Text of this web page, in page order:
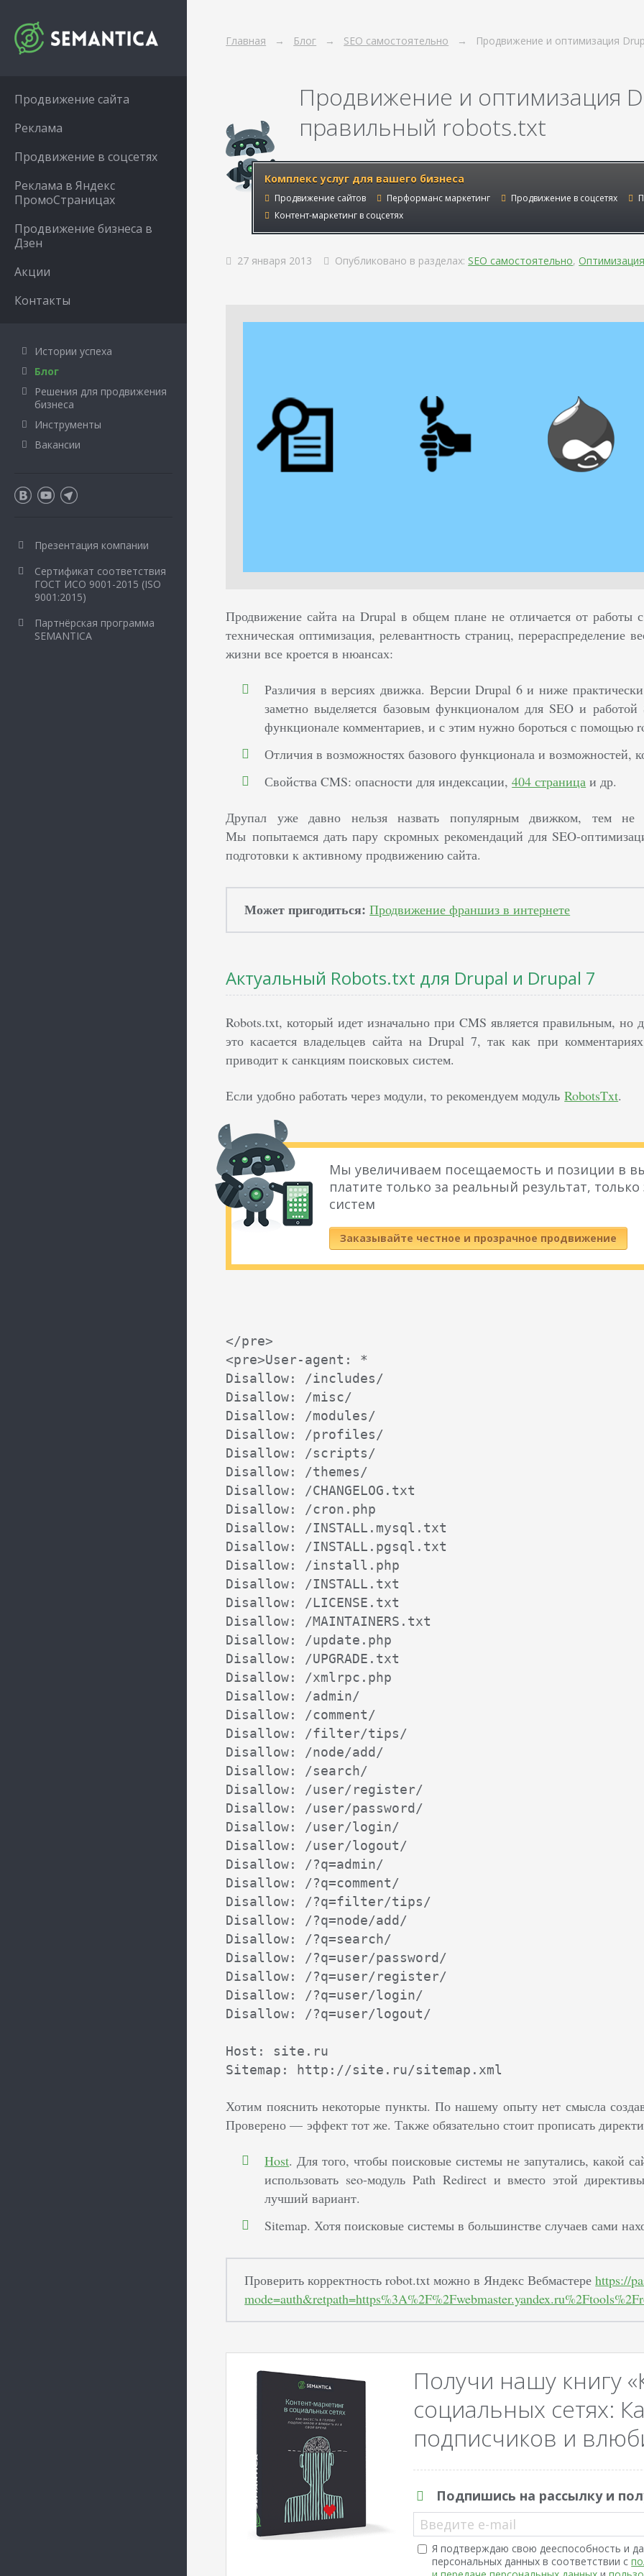
Главная Блог SEO самостоятельно Продвижение и оптимизация
Продвижение и оптимизация
правильный robots.txt
Комплекс услуг для вашего бизнеса
Продвижение сайтов Перформанс маркетинг Продвижение в соцсетях
Контент-маркетинг в соцсетях
27 января 2013 Опубликовано в разделах: SEO самостоятельно,
Продвижение сайта на Drupal в общем плане не отличается от
техническая оптимизация, релевантность страниц,
жизни все кроется в нюансах:
Различия в версиях движка. Версии Drupal 6 и ниже
заметно выделяется базовым функционалом для SEO и
функционале комментариев, и с этим нужно бороться с помощью
Отличия в возможностях базового функционала и возможностей,
Свойства CMS: опасности для индексации,404 страница и др.
Друпал уже давно нельзя назвать популярным движком, тем не
Мы попытаемся дать пару скромных рекомендаций для SEO-
подготовки к активному продвижению сайта.
Может пригодиться: Продвижение франшиз в интернете
Актуальный Robots.txt для Drupal и Drupal 7
Robots.txt, который идет изначально при CMS является правильным,
это касается владельцев сайта на Drupal 7, так как при
приводит к санкциям поисковых систем.
Если удобно работать через модули, то рекомендуем модульRobotsTxt.
Мы увеличиваем посещаемость и позиции в
платите только за реальный результат,
систем
Заказывайте честное и прозрачное продвижение
</pre>
<pre>User-agent: *
Disallow: /includes/
Disallow: /misc/
Disallow: /modules/
Disallow: /profiles/
Disallow: /scripts/
Disallow: /themes/
Disallow: /CHANGELOG.txt
Disallow: /cron.php
Disallow: /INSTALL.mysql.txt
Disallow: /INSTALL.pgsql.txt
Disallow: /install.php
Disallow: /INSTALL.txt
Disallow: /LICENSE.txt
Disallow: /MAINTAINERS.txt
Disallow: /update.php
Disallow: /UPGRADE.txt
Disallow: /xmlrpc.php
Disallow: /admin/
Disallow: /comment/
Disallow: /filter/tips/
Disallow: /node/add/
Disallow: /search/
Disallow: /user/register/
Disallow: /user/password/
Disallow: /user/login/
Disallow: /user/logout/
Disallow: /?q=admin/
Disallow: /?q=comment/
Disallow: /?q=filter/tips/
Disallow: /?q=node/add/
Disallow: /?q=search/
Disallow: /?q=user/password/
Disallow: /?q=user/register/
Disallow: /?q=user/login/
Disallow: /?q=user/logout/
Host: site.ru
Хотим пояснить некоторые пункты. По нашему опыту нет смысла
Проверено — эффект тот же. Также обязательно стоит прописать
Host. Для того, чтобы поисковые системы не запутались, какой
использовать seo-модуль Path Redirect и вместо этой
лучший вариант.
Sitemap. Хотя поисковые системы в большинстве случаев сами
Проверить корректность robot.txt можно в Яндекс Вебмастереhttps://
Получи нашу книгу
социальных сетях:
подписчиков и
Подпишись на рассылку и
Введите e-mail
Я подтверждаю свою дееспособность и
персональных данных в соответствии с
Продвижение сайта
Реклама
Продвижение в соцсетях
Реклама в Яндекс
ПромоСтраницах
Продвижение бизнеса в
Дзен
Акции
Контакты
Истории успеха
Блог
Решения для продвижения
бизнеса
Инструменты
Вакансии
Презентация компании
Сертификат соответствия
ГОСТ ИСО 9001-2015 (ISO
9001:2015)
Партнёрская программа
SEMANTICA